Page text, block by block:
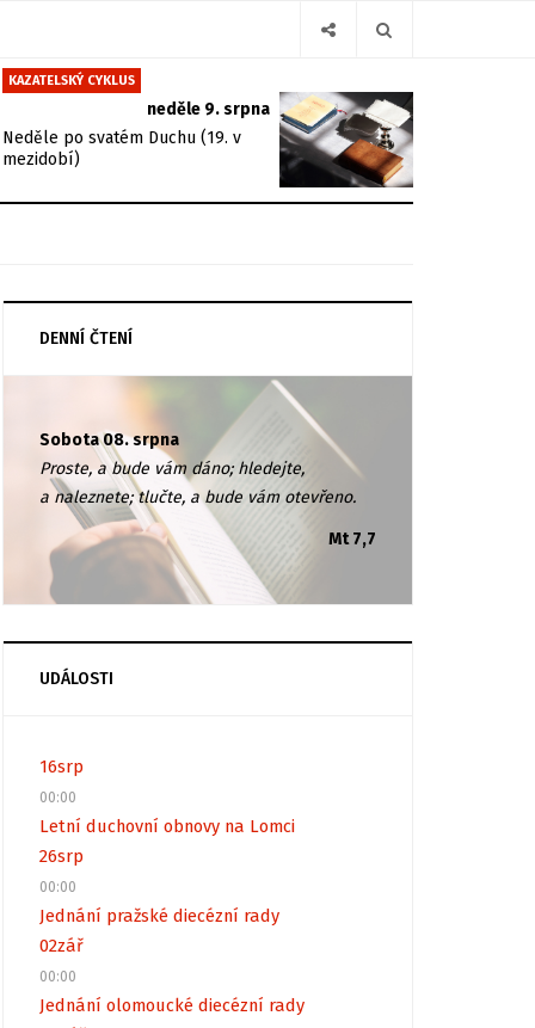
KAZATELSKÝ CYKLUS
neděle 9. srpna
Neděle po svatém Duchu (19. v
mezidobí)
DENNÍ ČTENÍ
Sobota 08. srpna
Proste, a bude vám dáno; hledejte,
a naleznete; tlučte, a bude vám otevřeno.
Mt 7,7
UDÁLOSTI
16srp
00:00
Letní duchovní obnovy na Lomci
26srp
00:00
Jednání pražské diecézní rady
02zář
00:00
Jednání olomoucké diecézní rady